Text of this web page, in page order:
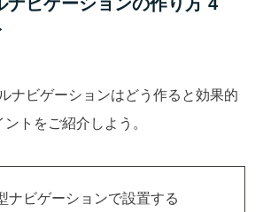
ナビゲーションの作り方 4
ナビゲーションはどう作ると効果的
トをご紹介しよう。
ナビゲーションで設置する